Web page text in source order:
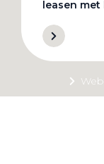
leasen